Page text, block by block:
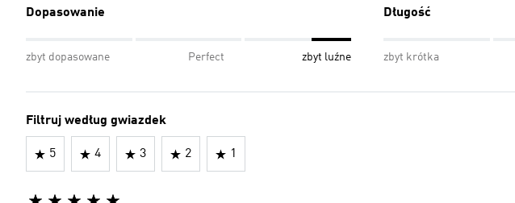
Dopasowanie
zbyt dopasowane Perfect zbyt luźne
Długość
zbyt krótka
Filtruj według gwiazdek
5 4 3 2 1